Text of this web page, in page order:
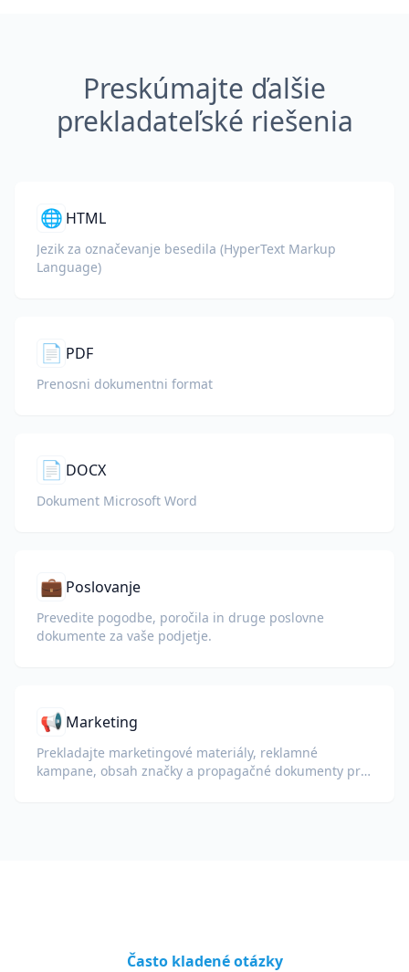
Preskúmajte ďalšie
prekladateľské riešenia
🌐 HTML
Jezik za označevanje besedila (HyperText Markup
Language)
📄 PDF
Prenosni dokumentni format
📄 DOCX
Dokument Microsoft Word
💼 Poslovanje
Prevedite pogodbe, poročila in druge poslovne
dokumente za vaše podjetje.
📢 Marketing
Prekladajte marketingové materiály, reklamné
kampane, obsah značky a propagačné dokumenty pre
Často kladené otázky